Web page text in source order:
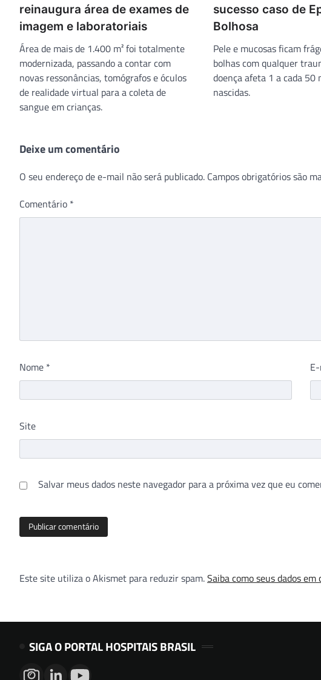
reinaugura área de exames de
imagem e laboratoriais
Área de mais de 1.400 m² foi totalmente
modernizada, passando a contar com
novas ressonâncias, tomógrafos e óculos
de realidade virtual para a coleta de
sangue em crianças.
sucesso caso de
Bolhosa
Pele e mucosas ficam
bolhas com qualquer
doença afeta 1 a cada 50
nascidas.
Deixe um comentário
O seu endereço de e-mail não será publicado. Campos obrigatórios são
Comentário *
Nome *
Site
Salvar meus dados neste navegador para a próxima vez que eu
Este site utiliza o Akismet para reduzir spam.Saiba como seus dados
SIGA O PORTAL HOSPITAIS BRASIL